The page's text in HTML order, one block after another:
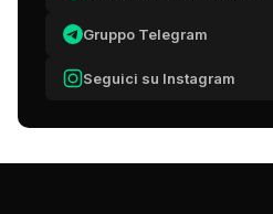
Gruppo Telegram
Seguici su Instagram